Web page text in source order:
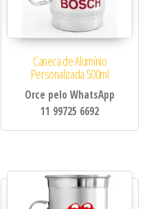
Caneca de Alumínio
Personalizada 500ml
Orce pelo WhatsApp
11 99725 6692